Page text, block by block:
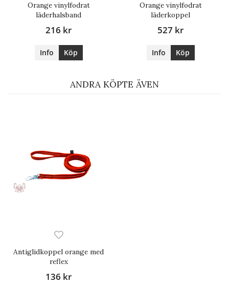
Orange vinylfodrat
läderhalsband
216 kr
Info Köp
Orange vinylfodrat
läderkoppel
527 kr
Info Köp
ANDRA KÖPTE ÄVEN
Antiglidkoppel orange med
reflex
136 kr